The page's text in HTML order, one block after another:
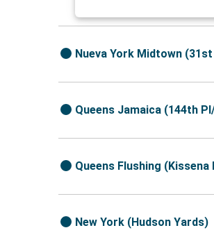
Nueva York Midtown
Queens Jamaica (144th
Queens Flushing
New York (Hudson Yards)